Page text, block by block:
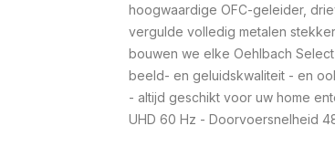
hoogwaardige OFC-geleider,
vergulde volledig metalen
bouwen we elke Oehlbach
beeld- en geluidskwaliteit - en
- altijd geschikt voor uw home
UHD 60 Hz - Doorvoersnelheid